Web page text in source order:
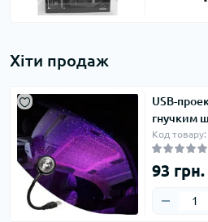
Хіти продаж
USB-
гнучким
Код
93 грн.